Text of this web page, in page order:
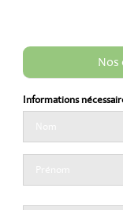
Nos
Informations